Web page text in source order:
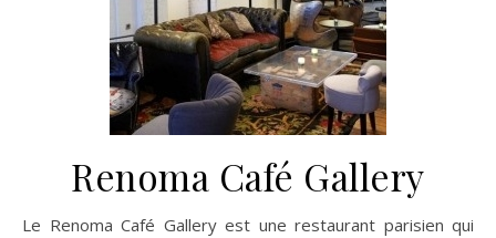
Renoma Café Gallery
Le Renoma Café Gallery est une restaurant parisien qui